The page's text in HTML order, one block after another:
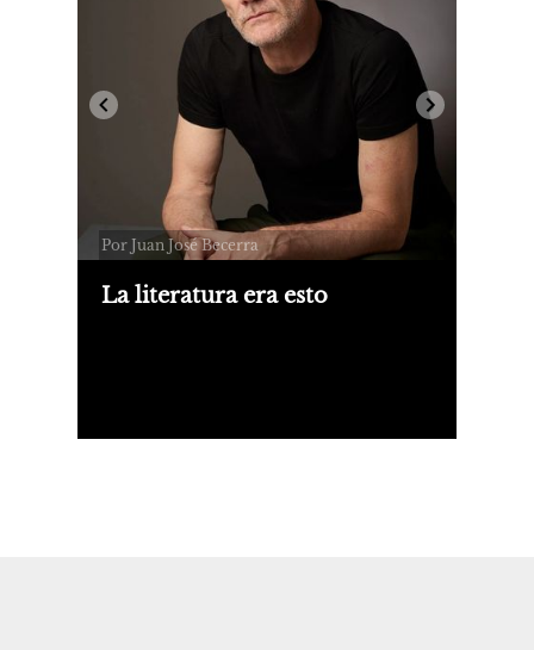
Por Juan José Becerra
La literatura era esto